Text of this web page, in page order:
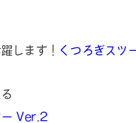
します！ くつろぎスツ
ー Ver.2